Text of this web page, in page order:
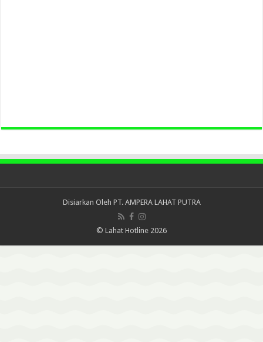
Disiarkan Oleh PT. AMPERA LAHAT PUTRA
© Lahat Hotline 2026